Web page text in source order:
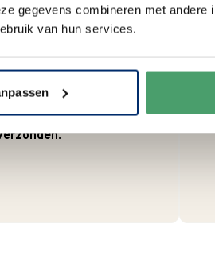
gegevens combineren met andere
van hun services.
onze producten
en duurzaam met
wordt jouw bestelling
helemaalgratis
.